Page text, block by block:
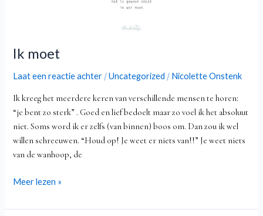
Ik moet
Laat een reactie achter /Uncategorized / Nicolette Onstenk
Ik kreeg het meerdere keren van verschillende mensen te horen:
“je bent zo sterk” . Goed en lief bedoelt maar zo voel ik het absoluut
niet. Soms word ik er zelfs (van binnen) boos om. Dan zou ik wel
willen schreeuwen. “Houd op! Je weet er niets van!!” Je weet niets
van de wanhoop, de
Meer lezen »